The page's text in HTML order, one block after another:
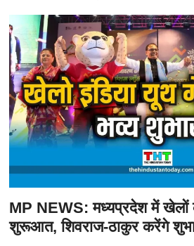
MP NEWS: मध्यप्रदेश में खेलों
शुरूआत, शिवराज-ठाकुर करेंगे